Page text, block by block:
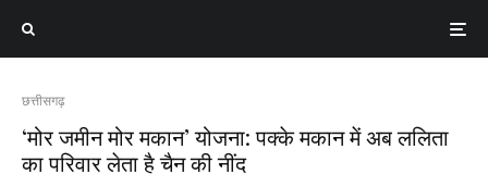
छत्तीसगढ़
‘मोर जमीन मोर मकान’ योजना: पक्के मकान में अब ललिता
का परिवार लेता है चैन की नींद